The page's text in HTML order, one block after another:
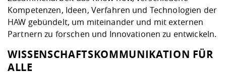
Kompetenzen, Ideen, Verfahren und Technologien der
HAW gebündelt, um miteinander und mit externen
Partnern zu forschen und Innovationen zu entwickeln.
WISSENSCHAFTSKOMMUNIKATION FÜR
ALLE